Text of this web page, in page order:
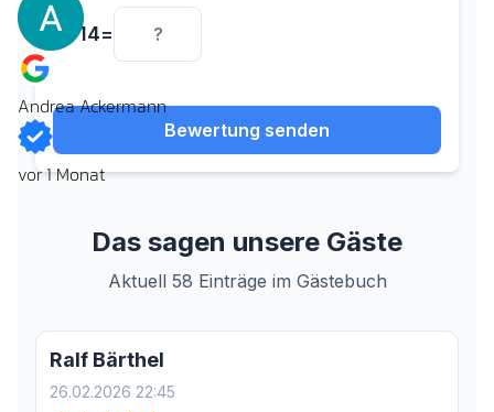
Andrea Ackermann
vor 1 Monat